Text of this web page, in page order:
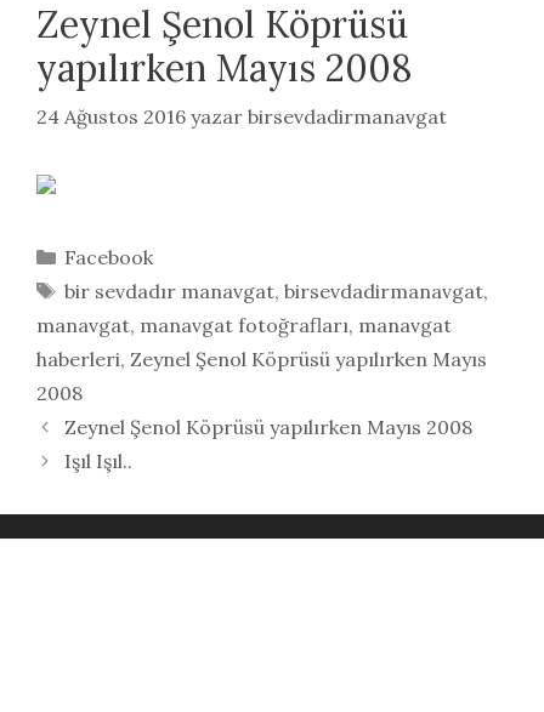
Zeynel Şenol Köprüsü
yapılırken Mayıs 2008
24 Ağustos 2016 yazar birsevdadirmanavgat
Kategoriler
Facebook
Etiketler
bir sevdadır manavgat, birsevdadirmanavgat,
manavgat, manavgat fotoğrafları, manavgat
haberleri, Zeynel Şenol Köprüsü yapılırken Mayıs
2008
Zeynel Şenol Köprüsü yapılırken Mayıs 2008
Işıl Işıl..